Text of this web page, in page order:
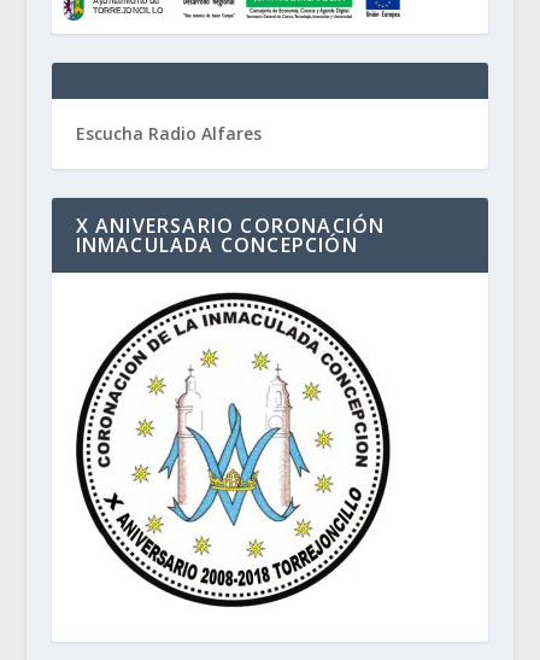
Escucha Radio Alfares
X ANIVERSARIO CORONACIÓN
INMACULADA CONCEPCIÓN